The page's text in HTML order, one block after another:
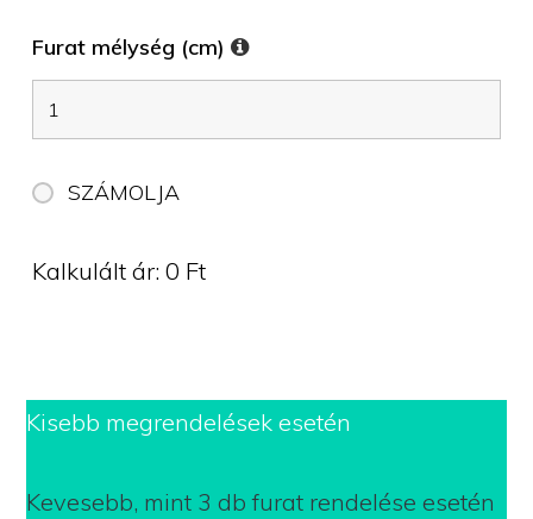
Furat mélység (cm)
SZÁMOLJA
Kalkulált ár:0 Ft
Kisebb megrendelések esetén
Kevesebb, mint 3 db furat rendelése esetén